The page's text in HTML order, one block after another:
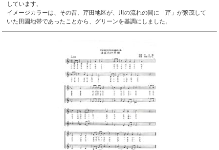
しています。
イメージカラーは、その昔、芹田地区が、川の流れの間に「芹」が繁茂して
いた田園地帯であったことから、グリーンを基調にしました。